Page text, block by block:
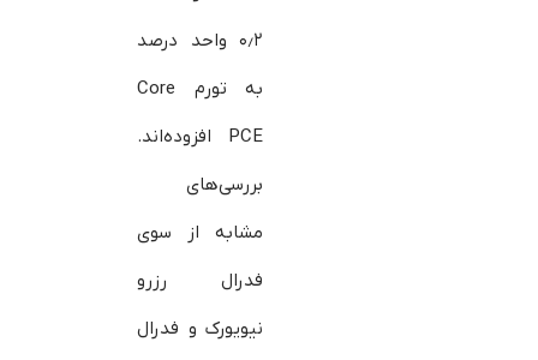
۰٫۲ واحد درصد
به تورم Core
PCE افزوده‌اند.
بررسی‌های
مشابه از سوی
فدرال رزرو
نیویورک و فدرال